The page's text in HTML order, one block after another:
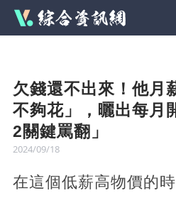
欠錢還不出來！他月
不夠花」，曬出每月
2關鍵罵翻」
2024/09/18
在這個低薪高物價的